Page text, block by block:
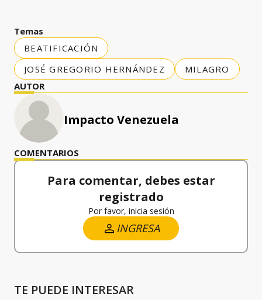
Temas
BEATIFICACIÓN
JOSÉ GREGORIO HERNÁNDEZ
MILAGRO
AUTOR
Impacto Venezuela
COMENTARIOS
Para comentar, debes estar
registrado
Por favor, inicia sesión
INGRESA
TE PUEDE INTERESAR